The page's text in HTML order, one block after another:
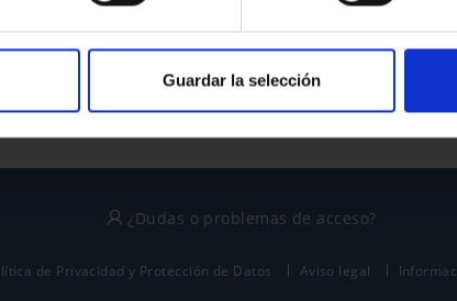
Guardar la selección
política de privacidad
y términos del servicio
¿Dudas o problemas de acceso?
de Privacidad y Protección de Datos Aviso legal